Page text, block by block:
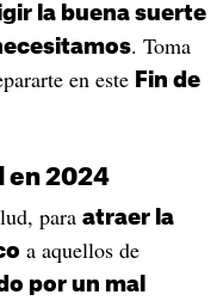
la buena suerte
. Toma
en este Fin de
en 2024
para atraer la
a aquellos de
por un mal